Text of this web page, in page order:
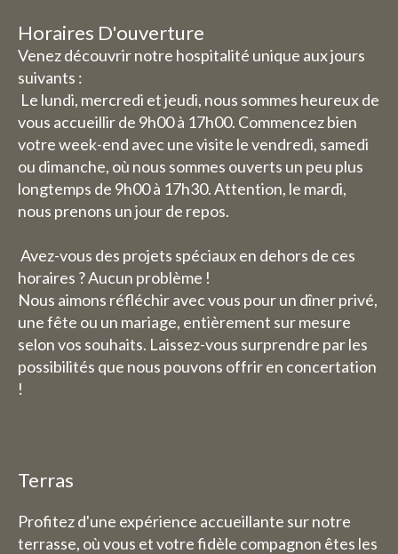
Horaires D'ouverture
Venez découvrir notre hospitalité unique aux jours
suivants :
Le lundi, mercredi et jeudi, nous sommes heureux de
vous accueillir de 9h00 à 17h00. Commencez bien
votre week-end avec une visite le vendredi, samedi
ou dimanche, où nous sommes ouverts un peu plus
longtemps de 9h00 à 17h30. Attention, le mardi,
nous prenons un jour de repos.
Avez-vous des projets spéciaux en dehors de ces
horaires ? Aucun problème !
Nous aimons réfléchir avec vous pour un dîner privé,
une fête ou un mariage, entièrement sur mesure
selon vos souhaits. Laissez-vous surprendre par les
possibilités que nous pouvons offrir en concertation
!
Terras
Profitez d'une expérience accueillante sur notre
terrasse, où vous et votre fidèle compagnon êtes les
horaires d'ouverture / jours de
fermeture modifiés.
Daghoreca :
Mercredi 29 et jeudi 30 juillet,
notre service de restauration
sera fermé (vous pourrez
cependant toujours réserver
des chambres).
Le vendredi 31 juillet jusqu'au
dimanche 1er août, nous serons
heureux de vous accueillir de
9h00 à 17h30.
La semaine du 3 au 9 août, nous
serons entièrement fermés (y
La semaine du 3 août au 9 août,
pour les nuitées.